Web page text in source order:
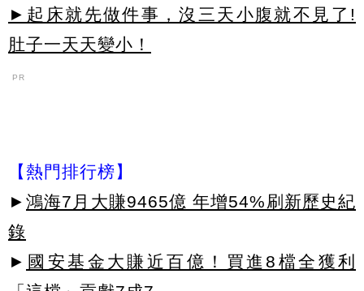
►起床就先做件事，沒三天小腹就不見了!
肚子一天天變小！
PR
【熱門排行榜】
► 鴻海7月大賺9465億 年增54%刷新歷史紀
錄
► 國安基金大賺近百億！買進8檔全獲利